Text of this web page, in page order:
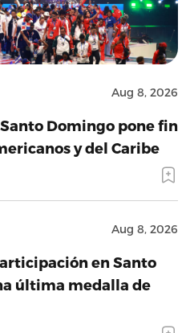
Aug 8, 2026
Domingo pone fin
y del Caribe
Aug 8, 2026
en Santo
última medalla de